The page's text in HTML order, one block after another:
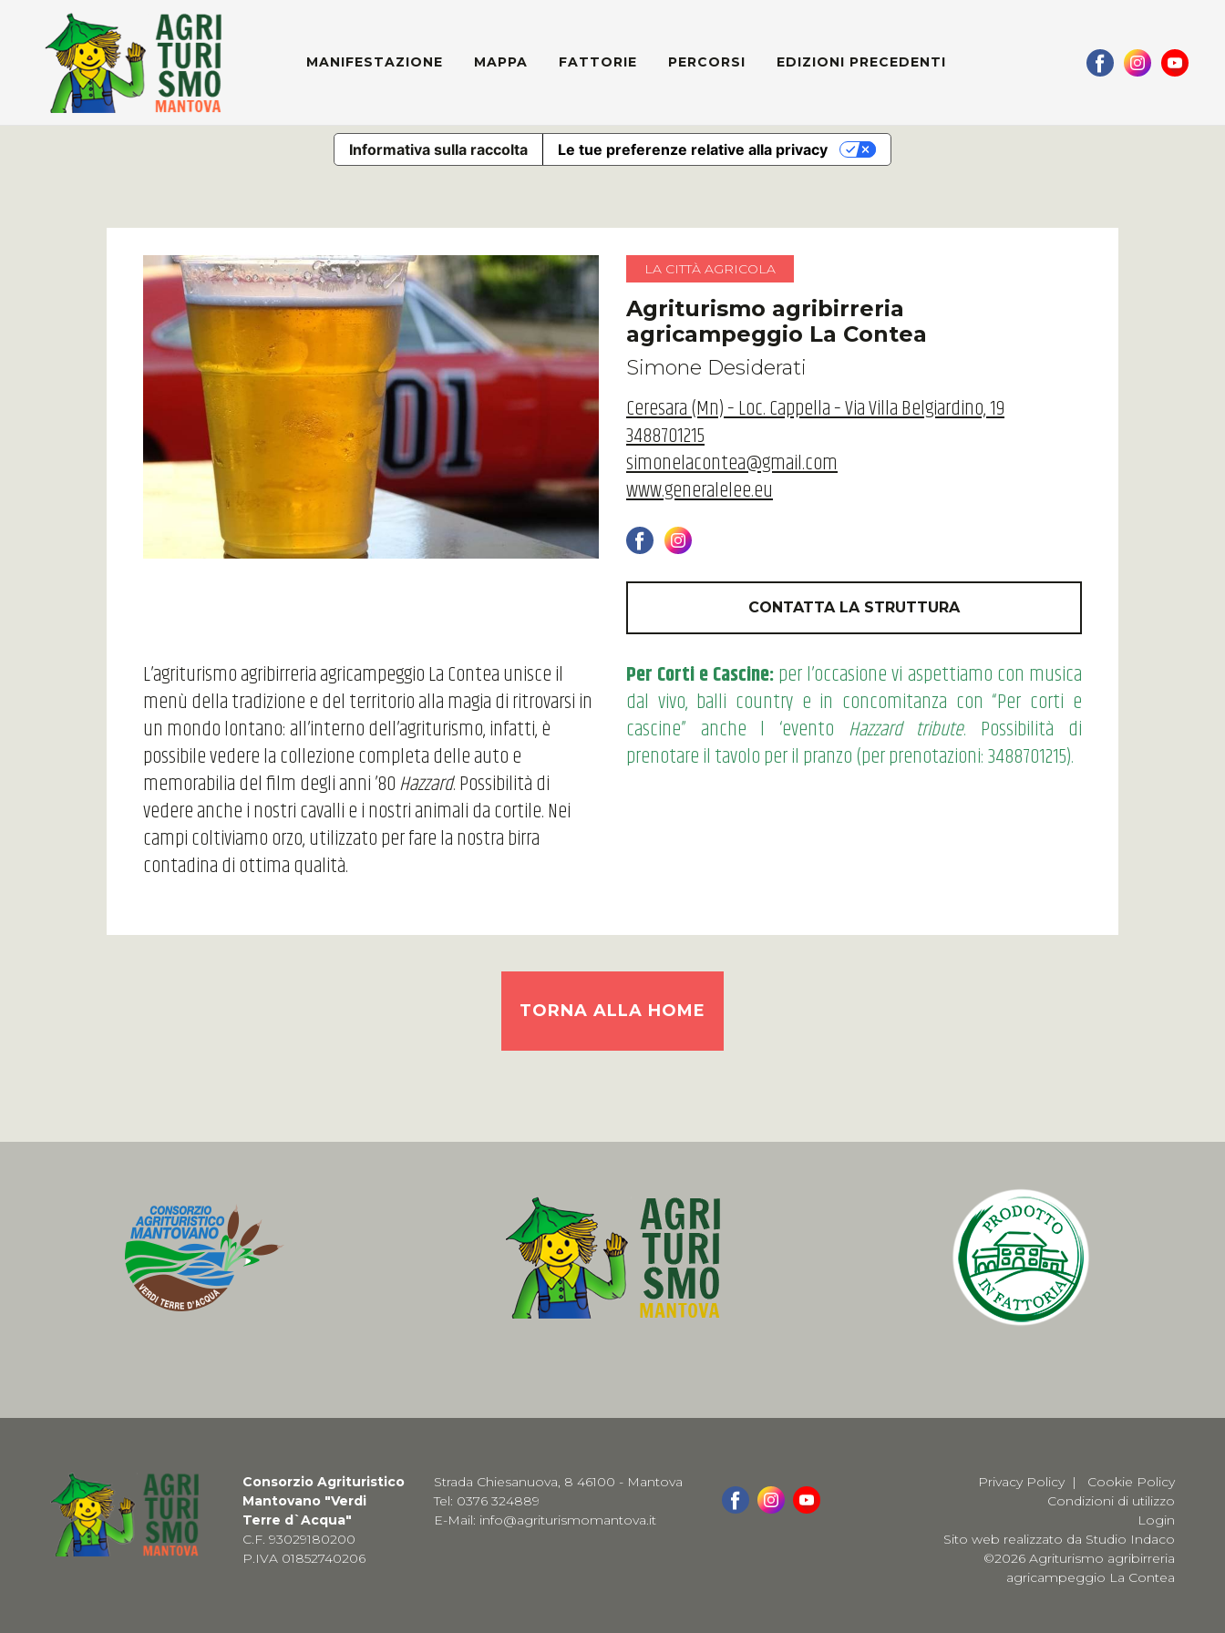
MANIFESTAZIONE MAPPA FATTORIE PERCORSI EDIZIONI PRECEDENTI
Informativa sulla raccolta Le tue preferenze relative alla privacy
LA CITTÀ AGRICOLA
Agriturismo agribirreria
agricampeggio La Contea
Simone Desiderati
Ceresara (Mn) – Loc. Cappella – Via Villa Belgiardino, 19
3488701215
simonelacontea@gmail.com
www.generalelee.eu
CONTATTA LA STRUTTURA
L’agriturismo agribirreria agricampeggio La Contea unisce il
menù della tradizione e del territorio alla magia di ritrovarsi in
un mondo lontano: all’interno dell’agriturismo, infatti, è
possibile vedere la collezione completa delle auto e
memorabilia del film degli anni ’80Hazzard. Possibilità di
vedere anche i nostri cavalli e i nostri animali da cortile. Nei
campi coltiviamo orzo, utilizzato per fare la nostra birra
contadina di ottima qualità.
Per Corti e Cascine:per l’occasione vi aspettiamo con musica
dal vivo, balli country e in concomitanza con “Per corti e
cascine” anche l ‘evento Hazzard tribute. Possibilità di
prenotare il tavolo per il pranzo (per prenotazioni: 3488701215).
TORNA ALLA HOME
Consorzio Agrituristico
Mantovano "Verdi
Terre d`Acqua"
C.F. 93029180200
P.IVA 01852740206
Strada Chiesanuova, 8 46100 - Mantova
Tel: 0376 324889
E-Mail: info@agriturismomantova.it
Privacy Policy| Cookie Policy
Condizioni di utilizzo
Login
Sito web realizzato da Studio Indaco
©2026 Agriturismo agribirreria
agricampeggio La Contea